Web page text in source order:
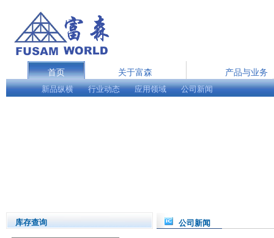
首页 关于富森
产品与业务
在线服务
English
新品纵横 行业动态 应用领域 公司新闻
库存查询 公司新闻